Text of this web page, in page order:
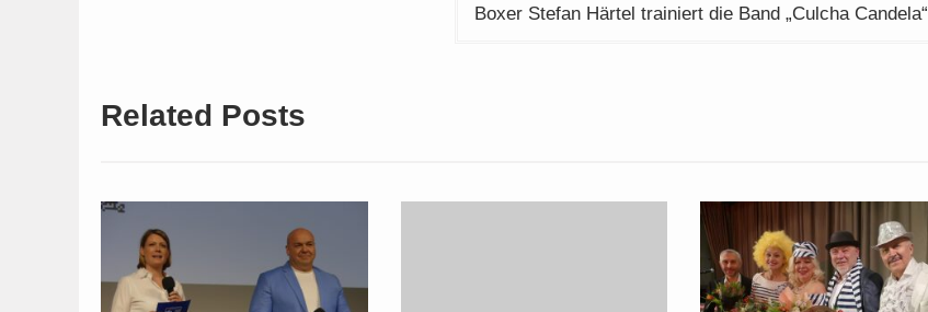
Boxer Stefan Härtel trainiert die Band „Culcha Candela“
Related Posts